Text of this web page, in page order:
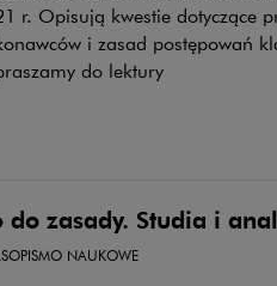
r. Opisują kwestie dotyczące
i zasad postępowań
do lektury
do zasady. Studia i
NAUKOWE